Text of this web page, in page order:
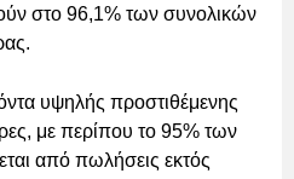
στο 96,1% των συνολικών
υψηλής προστιθέμενης
με περίπου το 95% των
από πωλήσεις εκτός